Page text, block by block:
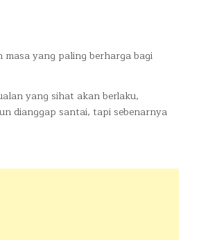
yang paling berharga bagi
yang sihat akan berlaku,
dianggap santai, tapi sebenarnya